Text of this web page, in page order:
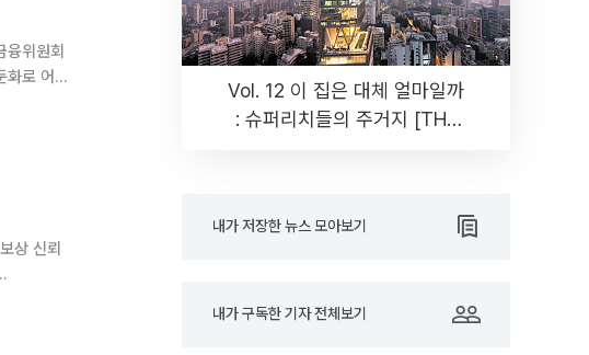
화로 어려
상 신뢰
Vol. 12 이 집은 대체 얼마일까
: 슈퍼리치들의 주거지 [THE
내가 저장한 뉴스 모아보기
내가 구독한 기자 전체보기